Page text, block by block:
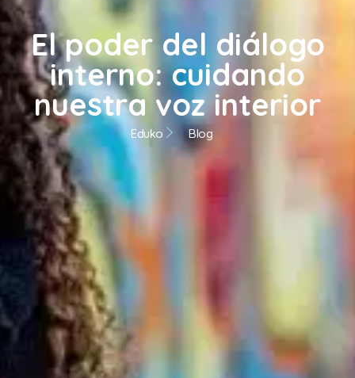
El poder del diálogo
interno: cuidando
nuestra voz interior
Eduko Blog